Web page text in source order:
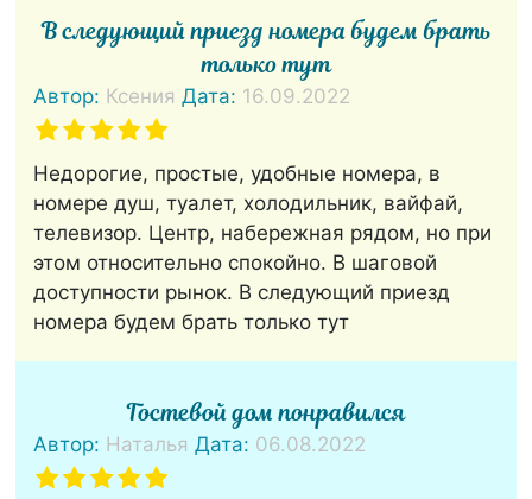
В следующий приезд номера будем брать
только тут
Автор: Ксения Дата: 16.09.2022
Недорогие, простые, удобные номера, в
номере душ, туалет, холодильник, вайфай,
телевизор. Центр, набережная рядом, но при
этом относительно спокойно. В шаговой
доступности рынок. В следующий приезд
номера будем брать только тут
Гостевой дом понравился
Автор: Наталья Дата: 06.08.2022